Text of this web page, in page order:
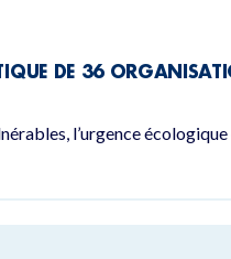
DE 36
l’urgence